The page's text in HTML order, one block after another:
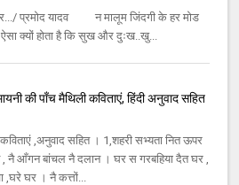
प्रमोद यादव न मालूम जिंदगी के हर मोड
क्यों होता है कि सुख और दुःख..खु...
की पाँच मैथिली कविताएं, हिंदी अनुवाद सहित
,अनुवाद सहित । 1,शहरी सभ्यता नित ऊपर
नै आँगन बांचल नै दलान । घर स गरबहिया दैत घर ,
,घरे घर । नै कत्तों...